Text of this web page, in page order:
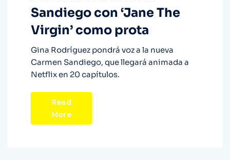
Sandiego con ‘Jane The
Virgin’ como prota
Gina Rodríguez pondrá voz a la nueva
Carmen Sandiego, que llegará animada a
Netflix en 20 capítulos.
Read
More